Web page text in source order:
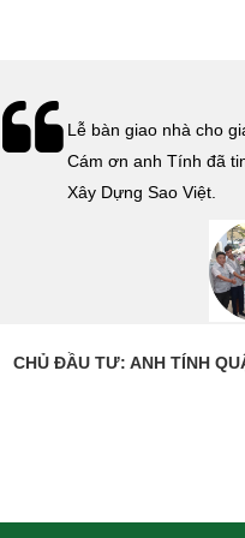
Lễ bàn giao nhà cho
Cám ơn anh Tính đã
Xây Dựng Sao Việt.
CHỦ ĐẦU TƯ: ANH TÍNH